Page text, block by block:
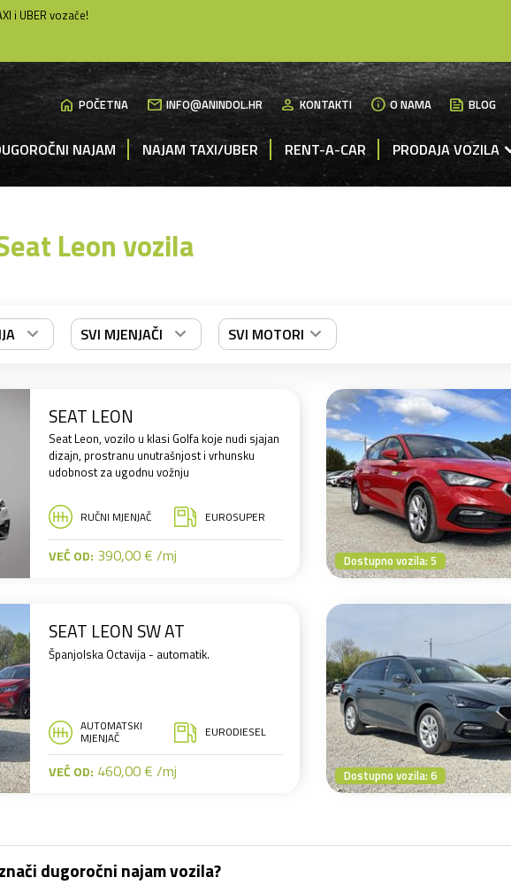
i UBER vozače!
homePOČETNA mailINFO@ANINDOL.HR personKONTAKTI infoO NAMA NewsBLOG
NAJAM NAJAM TAXI/UBER RENT-A-CAR PRODAJA VOZILA
Leon vozila
SVI MJENJAČI SVI MOTORI
SEAT LEON
Seat Leon, vozilo u klasi Golfa koje nudi sjajan
dizajn, prostranu unutrašnjost i vrhunsku
udobnost za ugodnu vožnju
RUČNI MJENJAČ EUROSUPER
VEĆ OD: 390,00 € /mj Dostupno vozila: 5
SEAT LEON SW AT
Španjolska Octavija - automatik.
AUTOMATSKI
MJENJAČ EURODIESEL
VEĆ OD: 460,00 € /mj Dostupno vozila: 6
dugoročni najam vozila?